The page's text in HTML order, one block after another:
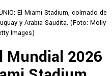
El Miami Stadium, colmado de
y Arabia Saudita. (Foto: Molly
Images)
Mundial 2026